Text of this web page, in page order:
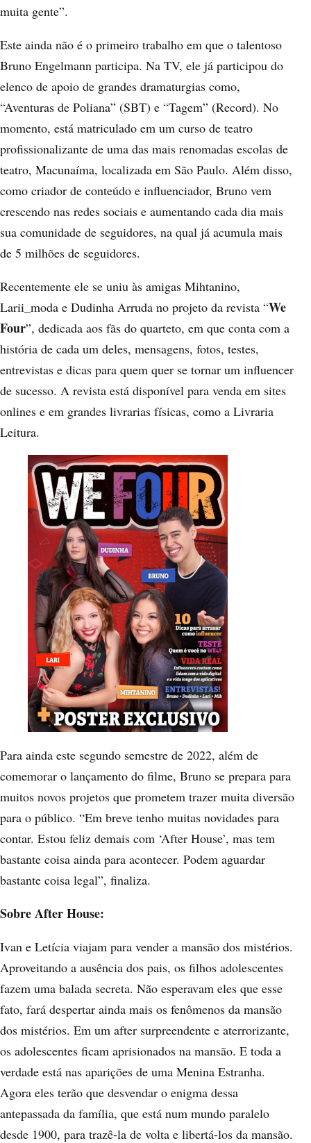
muita gente”.
Este ainda não é o primeiro trabalho em que o talentoso
Bruno Engelmann participa. Na TV, ele já participou do
elenco de apoio de grandes dramaturgias como,
“Aventuras de Poliana” (SBT) e “Tagem” (Record). No
momento, está matriculado em um curso de teatro
profissionalizante de uma das mais renomadas escolas de
teatro, Macunaíma, localizada em São Paulo. Além disso,
como criador de conteúdo e influenciador, Bruno vem
crescendo nas redes sociais e aumentando cada dia mais
sua comunidade de seguidores, na qual já acumula mais
de 5 milhões de seguidores.
Recentemente ele se uniu às amigas Mihtanino,
Larii_moda e Dudinha Arruda no projeto da revista “We
Four”, dedicada aos fãs do quarteto, em que conta com a
história de cada um deles, mensagens, fotos, testes,
entrevistas e dicas para quem quer se tornar um influencer
de sucesso. A revista está disponível para venda em sites
onlines e em grandes livrarias físicas, como a Livraria
Leitura.
Para ainda este segundo semestre de 2022, além de
comemorar o lançamento do filme, Bruno se prepara para
muitos novos projetos que prometem trazer muita diversão
para o público. “Em breve tenho muitas novidades para
contar. Estou feliz demais com ‘After House’, mas tem
bastante coisa ainda para acontecer. Podem aguardar
bastante coisa legal”, finaliza.
Sobre After House:
Ivan e Letícia viajam para vender a mansão dos mistérios.
Aproveitando a ausência dos pais, os filhos adolescentes
fazem uma balada secreta. Não esperavam eles que esse
fato, fará despertar ainda mais os fenômenos da mansão
dos mistérios. Em um after surpreendente e aterrorizante,
os adolescentes ficam aprisionados na mansão. E toda a
verdade está nas aparições de uma Menina Estranha.
Agora eles terão que desvendar o enigma dessa
antepassada da família, que está num mundo paralelo
desde 1900, para trazê-la de volta e libertá-los da mansão.